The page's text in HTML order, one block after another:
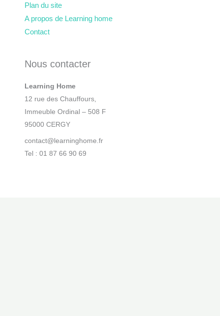
Plan du site
A propos de Learning home
Contact
Nous contacter
Learning Home
12 rue des Chauffours,
Immeuble Ordinal – 508 F
95000 CERGY
contact@learninghome.fr
Tel : 01 87 66 90 69